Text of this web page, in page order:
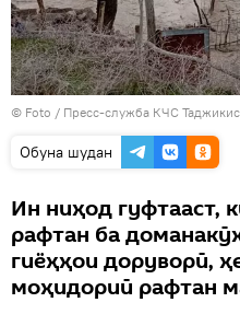
© Foto / Пресс-служба КЧС
Обуна шудан
Ин ниҳод гуфтааст,
рафтан ба
гиёҳҳои доруворӣ,
моҳидориӣ рафтан